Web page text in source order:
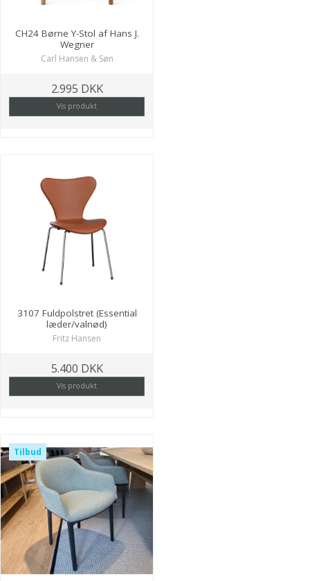
CH24 Børne Y-Stol af Hans J.
Wegner
Carl Hansen & Søn
2.995 DKK
Vis produkt
3107 Fuldpolstret (Essential
læder/valnød)
Fritz Hansen
5.400 DKK
Vis produkt
Tilbud